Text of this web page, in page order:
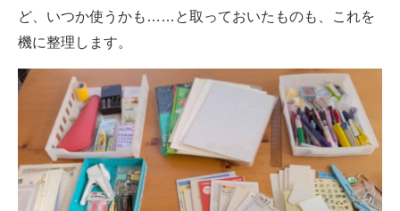
ど、いつか使うかも……と取っておいたものも、これを
機に整理します。